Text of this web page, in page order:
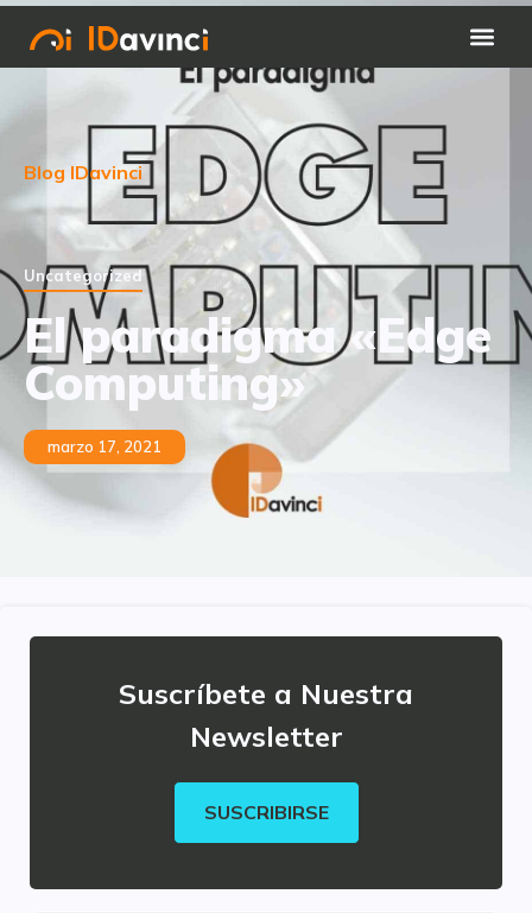
Blog IDavinci
Uncategorized
El paradigma «Edge
Computing»
marzo 17, 2021
Suscríbete a Nuestra
Newsletter
SUSCRIBIRSE